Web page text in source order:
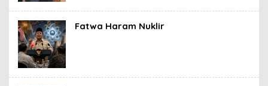
Fatwa Haram Nuklir